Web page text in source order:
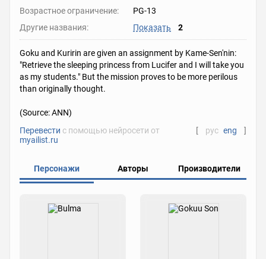
Возрастное ограничение:
PG-13
Другие названия:
Показать 2
Goku and Kuririn are given an assignment by Kame-Sen'nin:
"Retrieve the sleeping princess from Lucifer and I will take you
as my students." But the mission proves to be more perilous
than originally thought.
(Source: ANN)
Перевести с помощью нейросети от
myailist.ru
[ рус eng ]
Персонажи Авторы Производители